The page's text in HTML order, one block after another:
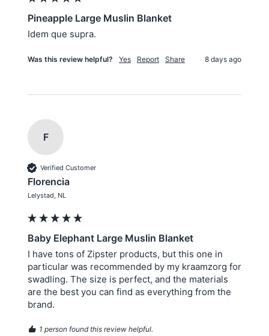
Pineapple Large Muslin Blanket
Was this review helpful? Yes Report Share 8 days ago
F
Verified Customer
Florencia
Lelystad, NL
Baby Elephant Large Muslin Blanket
I have tons of Zipster products, but this one in
particular was recommended by my kraamzorg for
swadling. The size is perfect, and the materials
are the best you can find as everything from the
brand.
1 person found this review helpful.